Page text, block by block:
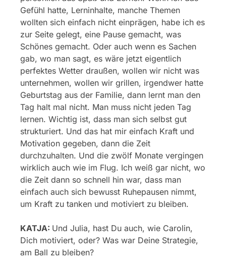
Gefühl hatte, Lerninhalte, manche Themen
wollten sich einfach nicht einprägen, habe ich es
zur Seite gelegt, eine Pause gemacht, was
Schönes gemacht. Oder auch wenn es Sachen
gab, wo man sagt, es wäre jetzt eigentlich
perfektes Wetter draußen, wollen wir nicht was
unternehmen, wollen wir grillen, irgendwer hatte
Geburtstag aus der Familie, dann lernt man den
Tag halt mal nicht. Man muss nicht jeden Tag
lernen. Wichtig ist, dass man sich selbst gut
strukturiert. Und das hat mir einfach Kraft und
Motivation gegeben, dann die Zeit
durchzuhalten. Und die zwölf Monate vergingen
wirklich auch wie im Flug. Ich weiß gar nicht, wo
die Zeit dann so schnell hin war, dass man
einfach auch sich bewusst Ruhepausen nimmt,
um Kraft zu tanken und motiviert zu bleiben.
KATJA: Und Julia, hast Du auch, wie Carolin,
Dich motiviert, oder? Was war Deine Strategie,
am Ball zu bleiben?